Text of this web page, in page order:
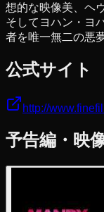
想的な映像美、ヘ
そしてヨハン・ヨ
者を唯一無二の悪
公式サイト
http://
予告編・映